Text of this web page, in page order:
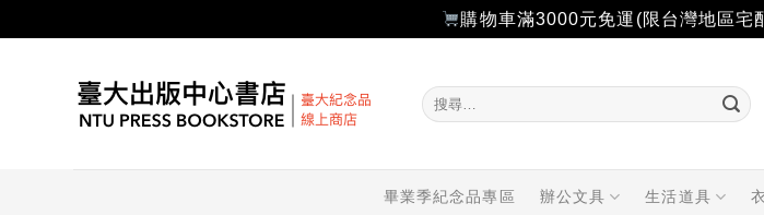
購物車滿3000元免運(限台灣地區宅
搜
尋
畢業季紀念品專區 辦公文具 生活道具